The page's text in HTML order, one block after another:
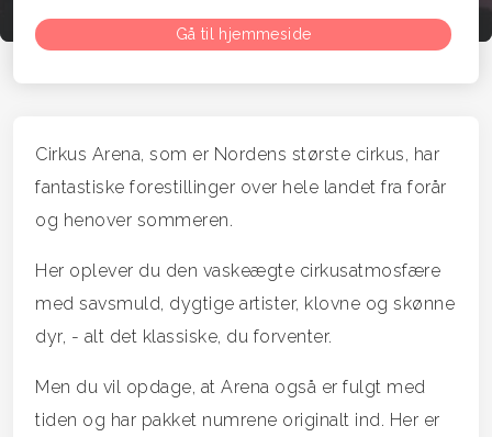
Gå til hjemmeside
Cirkus Arena, som er Nordens største cirkus, har
fantastiske forestillinger over hele landet fra forår
og henover sommeren.
Her oplever du den vaskeægte cirkusatmosfære
med savsmuld, dygtige artister, klovne og skønne
dyr, - alt det klassiske, du forventer.
Men du vil opdage, at Arena også er fulgt med
tiden og har pakket numrene originalt ind. Her er